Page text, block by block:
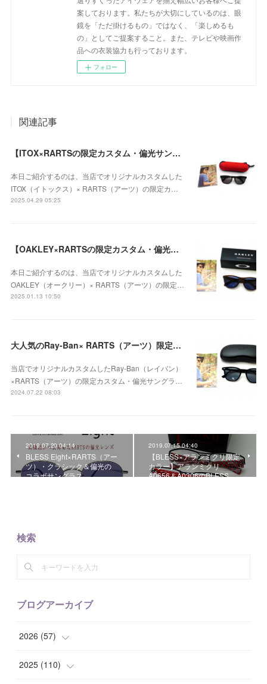
案しております。私たちが大切にしているのは、眼
鏡を「ただ掛けるもの」ではなく、「楽しめるも
の」としてご提案すること。また、テレビや映画作
品への衣装協力も行っております。
フォロー
関連記事
【ITOX×RARTSの限定カスタム・偏光サングラス】ITOX × RARTS ITO-01の「グラファイトグレー」が登場！
本日ご紹介するのは、当店でオリジナルカスタムした
ITOX（イトックス）× RARTS（アーツ）の限定カ…
2025.04.29 05:25
【OAKLEY×RARTSの限定カスタム・偏光サングラス】OAKLEY× RARTS Frogskins RX(A) Matte Brown Tortoise / マゼランブルーのご紹介！
本日ご紹介するのは、当店でオリジナルカスタムした
OAKLEY（オークリー）× RARTS（アーツ）の限定…
2025.01.13 10:50
大人気のRay-Ban× RARTS（アーツ）限定カスタム・Ray-Ban HAWKEYE RB5398F 2000 / / RARTS（アーツ） ラグナブルー 裏面マルチのご紹介！
当店でオリジナルカスタムしたRay-Ban（レイバン）
×RARTS（アーツ）の限定カスタム・偏光サングラ…
2024.07.22 08:03
2019.07.20 04:14
BLESS Eight×RARTS（アー
ツ）・クラシック＆偏光の
コラボサングラス
2019.07.15 04:40
【BLESS×アランミクリ限定
カラー】アランミクリ
A0656＆A0306のBLESS…
検索
ブログアーカイブ
2026 (57)
( 1)
2025 (110)